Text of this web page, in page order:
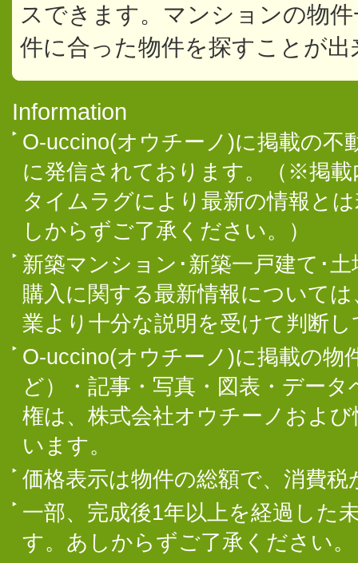
スできます。マンションの物
件に合った物件を探すことが出
Information
O-uccino(オウチーノ)に掲載の不
に発信されております。（※掲
タイムラグにより最新の情報と
しからずご了承ください。）
新築マンション･新築一戸建て･
購入に関する最新情報について
業より十分な説明を受けて判断
O-uccino(オウチーノ)に掲載の物
ど）・記事・写真・図表・デー
権は、株式会社オウチーノおよ
います。
価格表示は物件の総額で、消費
一部、完成後1年以上を経過した
す。あしからずご了承ください。